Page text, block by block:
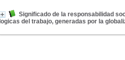
Significado de la responsabilidad
logicas del trabajo, generadas por la